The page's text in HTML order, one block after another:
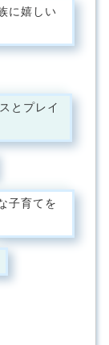
に嬉しい
とプレイ
子育てを